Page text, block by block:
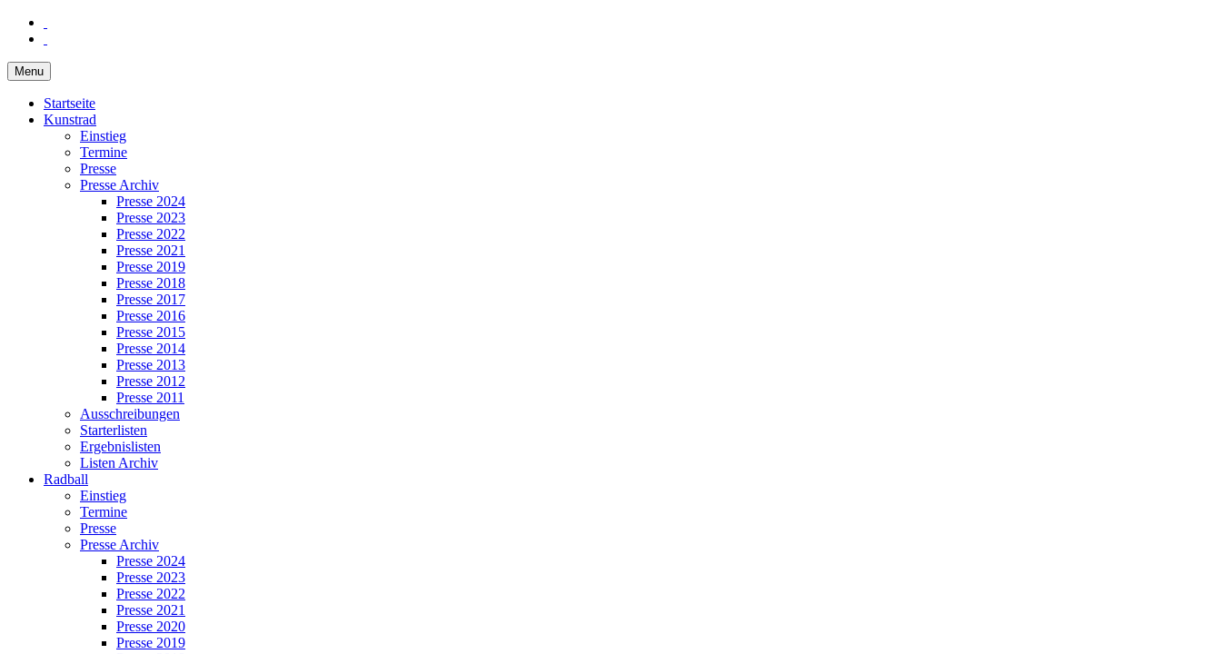
Menu
Startseite
Kunstrad
Einstieg
Termine
Presse
Presse Archiv
Presse 2024
Presse 2023
Presse 2022
Presse 2021
Presse 2019
Presse 2018
Presse 2017
Presse 2016
Presse 2015
Presse 2014
Presse 2013
Presse 2012
Presse 2011
Ausschreibungen
Starterlisten
Ergebnislisten
Listen Archiv
Radball
Einstieg
Termine
Presse
Presse Archiv
Presse 2024
Presse 2023
Presse 2022
Presse 2021
Presse 2020
Presse 2019